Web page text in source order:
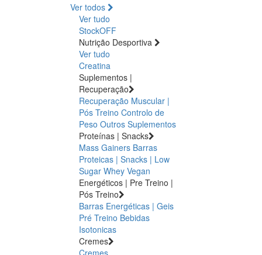
Ver todos
Ver tudo
StockOFF
Nutrição Desportiva
Ver tudo
Creatina
Suplementos |
Recuperação
Recuperação Muscular |
Pós Treino Controlo de
Peso Outros Suplementos
Proteínas | Snacks
Mass Gainers Barras
Proteicas | Snacks | Low
Sugar Whey Vegan
Energéticos | Pre Treino |
Pós Treino
Barras Energéticas | Geis
Pré Treino Bebidas
Isotonicas
Cremes
Cremes